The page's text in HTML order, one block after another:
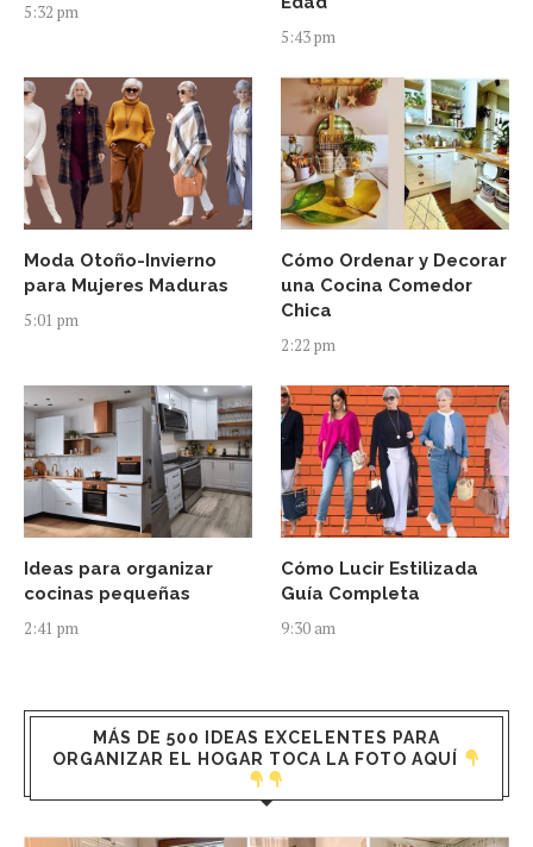
5:32 pm
5:43 pm
Moda Otoño-Invierno
para Mujeres Maduras
5:01 pm
Cómo Ordenar y Decorar
una Cocina Comedor
Chica
2:22 pm
Ideas para organizar
cocinas pequeñas
2:41 pm
Cómo Lucir Estilizada
Guía Completa
9:30 am
MÁS DE 500 IDEAS EXCELENTES PARA
ORGANIZAR EL HOGAR TOCA LA FOTO AQUÍ